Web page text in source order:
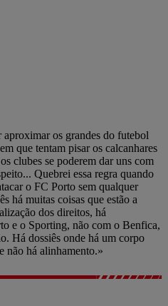
os grandes do futebol
que tentam pisar os calcanhares
clubes se poderem dar uns com
Quebrei essa regra quando
o FC Porto sem qualquer
há muitas coisas que estão a
dos direitos, há
e o Sporting, não com o Benfica,
Há dossiês onde há um corpo
não há alinhamento.»